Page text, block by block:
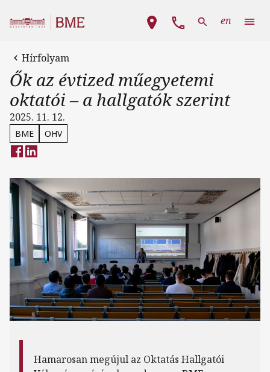
Fő navigáció
en
Hírfolyam
Ők az évtized műegyetemi
oktatói – a hallgatók szerint
2025. 11. 12.
BME OHV
Hamarosan megújul az Oktatás Hallgatói